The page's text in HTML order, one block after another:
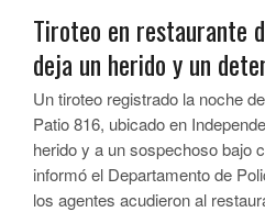
Tiroteo en restaurante
deja un herido y un
Un tiroteo registrado la noche
Patio 816, ubicado en
herido y a un sospechoso bajo
informó el Departamento de
los agentes acudieron al